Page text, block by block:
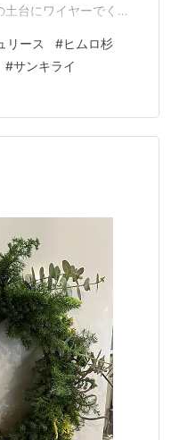
台にワイヤーでくっ
出番です(^-^) ３年前の
リース #ヒムロ杉
#サンキライ